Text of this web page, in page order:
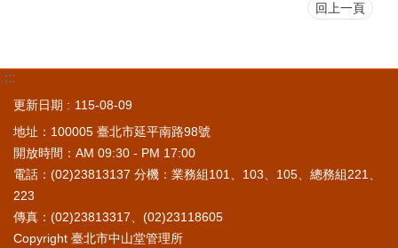
回上一頁
:::
更新日期
115-08-09
地址：100005 臺北市延平南路98號
開放時間：AM 09:30 - PM 17:00
電話：(02)23813137 分機：業務組101、103、105、總務組221、
223
傳真：(02)23813317、(02)23118605
Copyright 臺北市中山堂管理所